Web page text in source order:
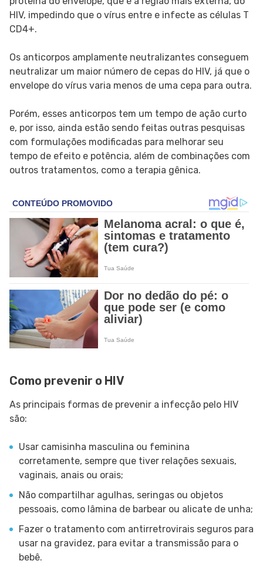
HIV, impedindo que o vírus entre e infecte as células T
CD4+.
Os anticorpos amplamente neutralizantes conseguem
neutralizar um maior número de cepas do HIV, já que o
envelope do vírus varia menos de uma cepa para outra.
Porém, esses anticorpos tem um tempo de ação curto
e, por isso, ainda estão sendo feitas outras pesquisas
com formulações modificadas para melhorar seu
tempo de efeito e potência, além de combinações com
outros tratamentos, como a terapia gênica.
Como prevenir o HIV
As principais formas de prevenir a infecção pelo HIV
são:
Usar camisinha masculina ou feminina
corretamente, sempre que tiver relações sexuais,
vaginais, anais ou orais;
Não compartilhar agulhas, seringas ou objetos
pessoais, como lâmina de barbear ou alicate de unha;
Fazer o tratamento com antirretrovirais seguros para
usar na gravidez, para evitar a transmissão para o
bebê.